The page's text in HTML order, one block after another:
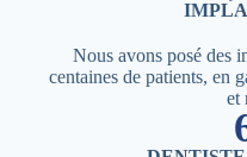
Nous avons posé des
centaines de patients, en
et